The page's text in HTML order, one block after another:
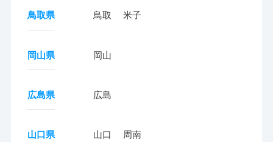
鳥取県 鳥取 米子
岡山県 岡山
広島県 広島
山口県 山口 周南